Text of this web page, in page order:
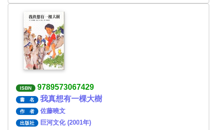
ISBN 9789573067429
書 名 我真想有一棵大樹
作 者 佐藤曉文
出版社 巨河文化 (2001年)